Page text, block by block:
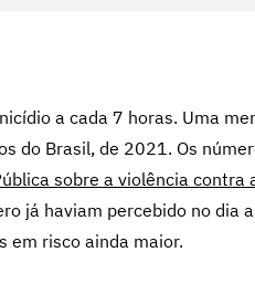
a cada 7 horas. Uma
do Brasil, de 2021. Os
sobre a violência contra
já haviam percebido no dia
em risco ainda maior.